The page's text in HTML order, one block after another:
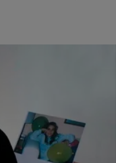
Moltissimi cattolici